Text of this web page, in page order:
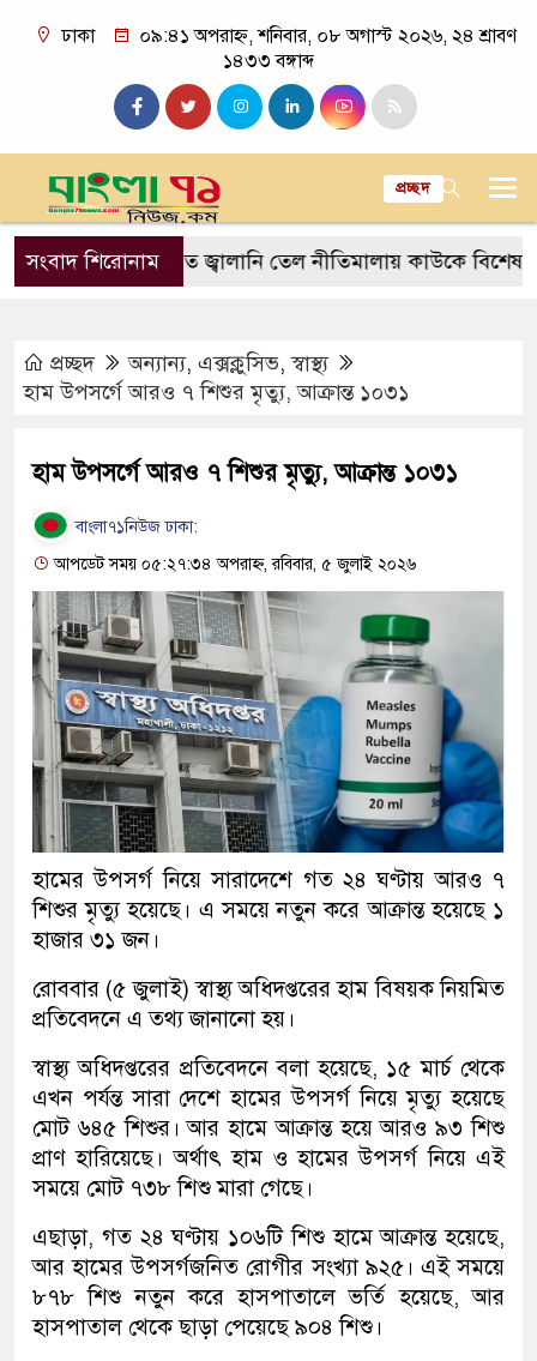
ঢাকা
০৯:৪১ অপরাহ্ন, শনিবার, ০৮ অগাস্ট ২০২৬, ২৪ শ্রাবণ
১৪৩৩ বঙ্গাব্দ
প্রচ্ছদ
সংবাদ শিরোনাম
প্রস্তাবিত জ্বালানি তেল নীতিমালায় কাউকে বিশেষ সুবিধা
প্রচ্ছদ অন্যান্য, এক্সক্লুসিভ,স্বাস্থ্য
হাম উপসর্গে আরও ৭ শিশুর মৃত্যু, আক্রান্ত ১০৩১
হাম উপসর্গে আরও ৭ শিশুর মৃত্যু, আক্রান্ত ১০৩১
বাংলা৭১নিউজ ঢাকা:
আপডেট সময় ০৫:২৭:৩৪ অপরাহ্ন, রবিবার, ৫ জুলাই ২০২৬
হামের উপসর্গ নিয়ে সারাদেশে গত ২৪ ঘণ্টায় আরও ৭
শিশুর মৃত্যু হয়েছে। এ সময়ে নতুন করে আক্রান্ত হয়েছে ১
হাজার ৩১ জন।
রোববার (৫ জুলাই) স্বাস্থ্য অধিদপ্তরের হাম বিষয়ক নিয়মিত
প্রতিবেদনে এ তথ্য জানানো হয়।
স্বাস্থ্য অধিদপ্তরের প্রতিবেদনে বলা হয়েছে, ১৫ মার্চ থেকে
এখন পর্যন্ত সারা দেশে হামের উপসর্গ নিয়ে মৃত্যু হয়েছে
মোট ৬৪৫ শিশুর। আর হামে আক্রান্ত হয়ে আরও ৯৩ শিশু
প্রাণ হারিয়েছে। অর্থাৎ হাম ও হামের উপসর্গ নিয়ে এই
সময়ে মোট ৭৩৮ শিশু মারা গেছে।
এছাড়া, গত ২৪ ঘণ্টায় ১০৬টি শিশু হামে আক্রান্ত হয়েছে,
আর হামের উপসর্গজনিত রোগীর সংখ্যা ৯২৫। এই সময়ে
৮৭৮ শিশু নতুন করে হাসপাতালে ভর্তি হয়েছে, আর
হাসপাতাল থেকে ছাড়া পেয়েছে ৯০৪ শিশু।